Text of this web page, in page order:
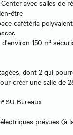
avec salles de
être
cafétéria polyvalent
150 m²
dont 2 qui
créer une salle de
SU Bureaux
prévues (à